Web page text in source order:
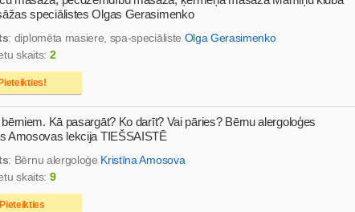
speciālistes Olgas Gerasimenko
: diplomēta masiere, spa-speciāliste Olga Gerasimenko
skaits: 2
Pieteikties!
Kā pasargāt? Ko darīt? Vai pāries? Bērnu alergoloģes
Amosovas lekcija TIEŠSAISTĒ
: Bērnu alergoloģe Kristīna Amosova
skaits: 9
Pieteikties